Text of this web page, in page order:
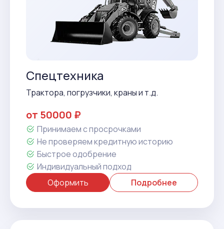
Спецтехника
Трактора, погрузчики, краны и т.д.
от 50000 ₽
Принимаем с просрочками
Не проверяем кредитную историю
Быстрое одобрение
Индивидуальный подход
Оформить
Подробнее